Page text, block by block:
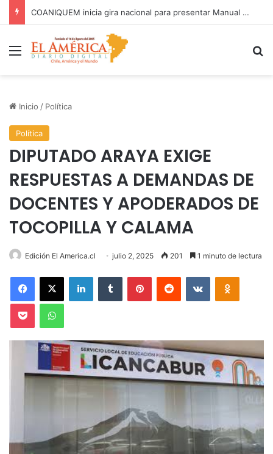
COANIQUEM inicia gira nacional para presentar Manual de Quemaduras a profesionales de la salud
Menú
Inicio / Política
Política
DIPUTADO ARAYA EXIGE
RESPUESTAS A DEMANDAS DE
DOCENTES Y APODERADOS DE
TOCOPILLA Y CALAMA
Edición El America.cl julio 2, 2025 201 1 minuto de lectura
Facebook
X LinkedInTumblr PinterestReddit VKontakte
Pocket WhatsApp